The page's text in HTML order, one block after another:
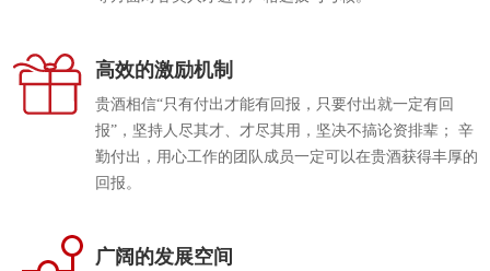
高效的激励机制
贵酒相信“只有付出才能有回报，只要付出就一定有回
报”，坚持人尽其才、才尽其用，坚决不搞论资排辈； 辛
勤付出，用心工作的团队成员一定可以在贵酒获得丰厚的
回报。
广阔的发展空间